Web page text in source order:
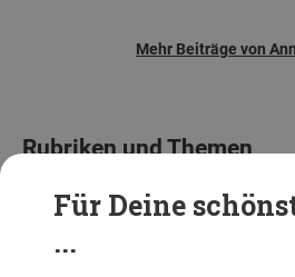
Für Deine
...
Mehr Beiträge von
Rubriken und Themen
GPS-Uhren im Test Outdoor Basics
Suunto im Test